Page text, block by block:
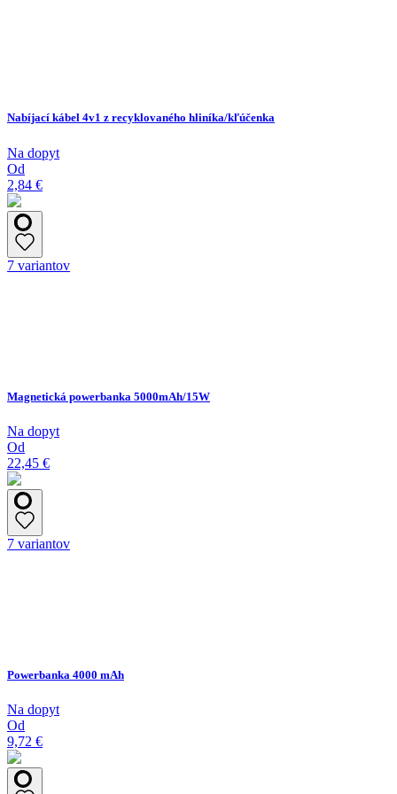
Nabíjací kábel 4v1 z recyklovaného hliníka/kľúčenka
Na dopyt
Od
2,84 €
7 variantov
Magnetická powerbanka 5000mAh/15W
Na dopyt
Od
22,45 €
7 variantov
Powerbanka 4000 mAh
Na dopyt
Od
9,72 €